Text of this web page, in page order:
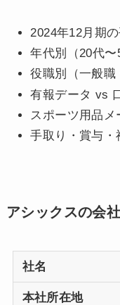
2024年12月期
年代別（20代
役職別（一般職
有報データ vs
スポーツ用品
手取り・賞与・
アシックスの会
社名
本社所在地